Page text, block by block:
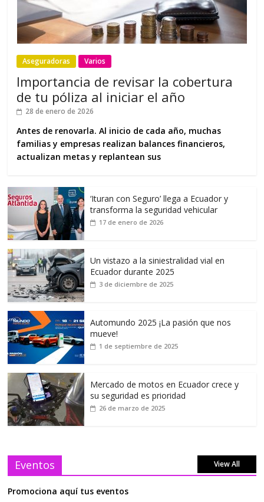
Aseguradoras Varios
Importancia de revisar la cobertura
de tu póliza al iniciar el año
28 de enero de 2026
Antes de renovarla. Al inicio de cada año, muchas
familias y empresas realizan balances financieros,
actualizan metas y replantean sus
‘Ituran con Seguro’ llega a Ecuador y
transforma la seguridad vehicular
17 de enero de 2026
Un vistazo a la siniestralidad vial en
Ecuador durante 2025
3 de diciembre de 2025
Automundo 2025 ¡La pasión que nos
mueve!
1 de septiembre de 2025
Mercado de motos en Ecuador crece y
su seguridad es prioridad
26 de marzo de 2025
Eventos View All
Promociona aquí tus eventos